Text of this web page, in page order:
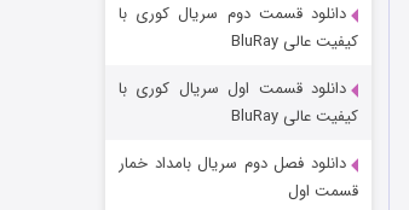
دانلود قسمت دوم سریال کوری با
کیفیت عالی BluRay
دانلود قسمت اول سریال کوری با
کیفیت عالی BluRay
دانلود فصل دوم سریال بامداد خمار
قسمت اول